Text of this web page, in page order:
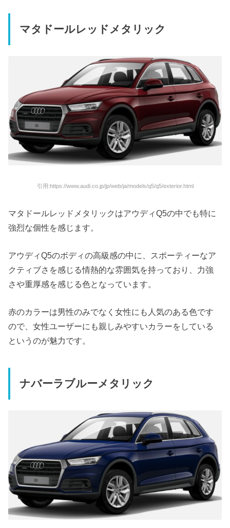
マタドールレッドメタリック
引用:https://www.audi.co.jp/jp/web/ja/models/q5/q5/exterior.html
マタドールレッドメタリックはアウディQ5の中でも特に
強烈な個性を感じます。
アウディQ5のボディの高級感の中に、スポーティーなア
クティブさを感じる情熱的な雰囲気を持っており、力強
さや重厚感を感じる色となっています。
赤のカラーは男性のみでなく女性にも人気のある色です
ので、女性ユーザーにも親しみやすいカラーをしている
というのが魅力です。
ナバーラブルーメタリック